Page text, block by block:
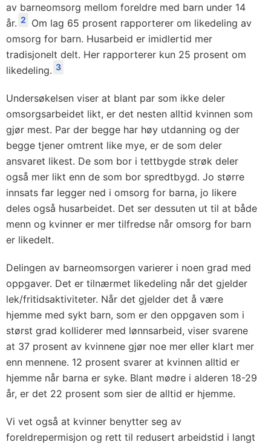
av barneomsorg mellom foreldre med barn under 14
år. 2
Om lag 65 prosent rapporterer om likedeling av
omsorg for barn. Husarbeid er imidlertid mer
tradisjonelt delt. Her rapporterer kun 25 prosent om
likedeling. 3
Undersøkelsen viser at blant par som ikke deler
omsorgsarbeidet likt, er det nesten alltid kvinnen som
gjør mest. Par der begge har høy utdanning og der
begge tjener omtrent like mye, er de som deler
ansvaret likest. De som bor i tettbygde strøk deler
også mer likt enn de som bor spredtbygd. Jo større
innsats far legger ned i omsorg for barna, jo likere
deles også husarbeidet. Det ser dessuten ut til at både
menn og kvinner er mer tilfredse når omsorg for barn
er likedelt.
Delingen av barneomsorgen varierer i noen grad med
oppgaver. Det er tilnærmet likedeling når det gjelder
lek/fritidsaktiviteter. Når det gjelder det å være
hjemme med sykt barn, som er den oppgaven som i
størst grad kolliderer med lønnsarbeid, viser svarene
at 37 prosent av kvinnene gjør noe mer eller klart mer
enn mennene. 12 prosent svarer at kvinnen alltid er
hjemme når barna er syke. Blant mødre i alderen 18-29
år, er det 22 prosent som sier de alltid er hjemme.
Vi vet også at kvinner benytter seg av
foreldrepermisjon og rett til redusert arbeidstid i langt